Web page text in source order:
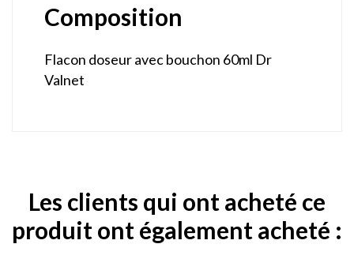
Composition
Flacon doseur avec bouchon 60ml Dr
Valnet
Les clients qui ont acheté ce
produit ont également acheté :